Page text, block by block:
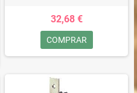
32,68 €
COMPRAR